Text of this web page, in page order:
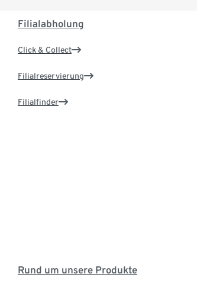
Filialabholung
Click & Collect
Filialreservierung
Filialfinder
Rund um unsere Produkte